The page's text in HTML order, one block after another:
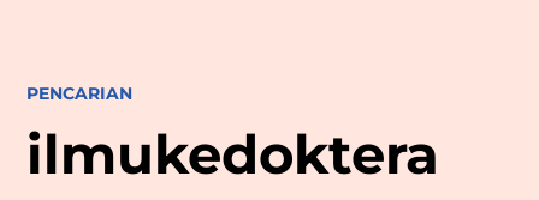
PENCARIAN
ilmukedoktera